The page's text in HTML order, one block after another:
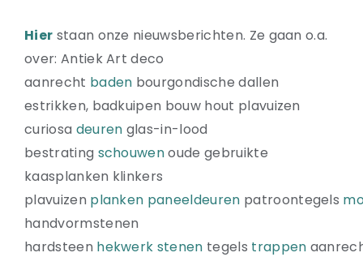
Over ons
Stenen
Dakpannen
Oude planken
Badkamermeubels
Vloertegels
Deuren en ramen
Tafels
Natuurstenen bakken
Wandtegels
Hier staan onze nieuwsberichten. Ze gaan o.a.
over: Antiek Art deco
aanrecht baden bourgondische dallen
estrikken, badkuipen bouw hout plavuizen
curiosa deuren glas-in-lood
bestrating schouwenoude gebruikte
kaasplanken klinkers
plavuizen planken paneeldeuren patroontegels
handvormstenen
hardsteen hekwerk stenen tegels trappen